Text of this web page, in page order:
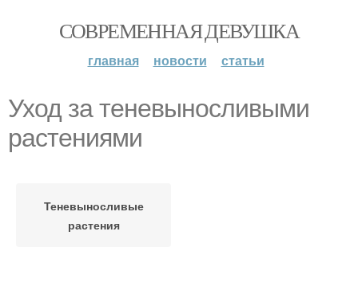
СОВРЕМЕННАЯ ДЕВУШКА
главная новости статьи
Уход за теневыносливыми
растениями
Теневыносливые
растения